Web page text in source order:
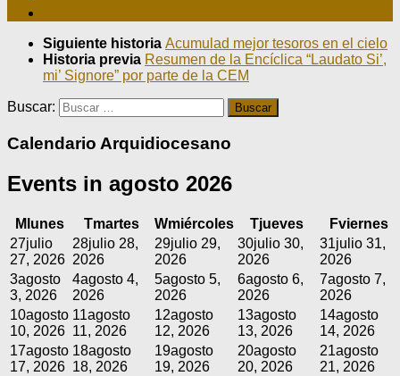
Siguiente historia Acumulad mejor tesoros en el cielo
Historia previa Resumen de la Encíclica “Laudato Si’,
mi’ Signore” por parte de la CEM
Buscar:
Calendario Arquidiocesano
Events in agosto 2026
M lunes Tmartes Wmiércoles Tjueves Fviernes
27julio
27, 2026
28julio 28,
2026
29julio 29,
2026
30julio 30,
2026
31julio 31,
2026
3agosto
3, 2026
4agosto 4,
2026
5agosto 5,
2026
6agosto 6,
2026
7agosto 7,
2026
10agosto
10, 2026
11agosto
11, 2026
12agosto
12, 2026
13agosto
13, 2026
14agosto
14, 2026
17agosto
17, 2026
18agosto
18, 2026
19agosto
19, 2026
20agosto
20, 2026
21agosto
21, 2026